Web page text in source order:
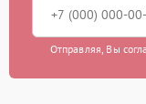
Отправляя, Вы